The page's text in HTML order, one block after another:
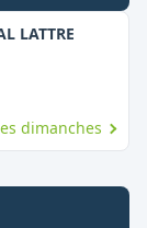
LATTRE
dimanches